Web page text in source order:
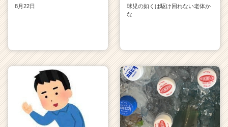
8月22日
球児の如くは駆け回れない老体か
な